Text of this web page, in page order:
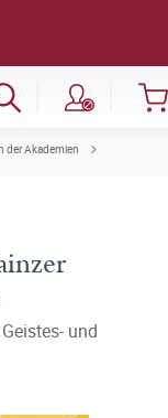
der Akademien
und